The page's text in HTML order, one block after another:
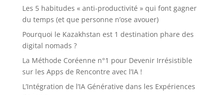
Les 5 habitudes « anti-productivité » qui font gagner
du temps (et que personne n’ose avouer)
Pourquoi le Kazakhstan est 1 destination phare des
digital nomads ?
La Méthode Coréenne n°1 pour Devenir Irrésistible
sur les Apps de Rencontre avec l’IA !
L’Intégration de l’IA Générative dans les Expériences